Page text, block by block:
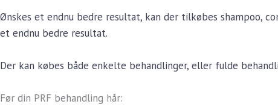
Ønskes et endnu bedre resultat, kan der tilkøbes shampoo,
et endnu bedre resultat.
Der kan købes både enkelte behandlinger, eller fulde
Før din PRF behandling hår: